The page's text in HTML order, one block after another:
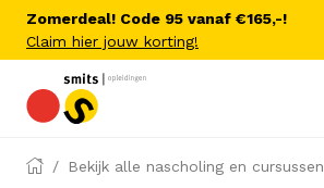
Zomerdeal! Code 95 vanaf €165,-!
Claim hier jouw korting!
Bekijk alle nascholing en cursussen